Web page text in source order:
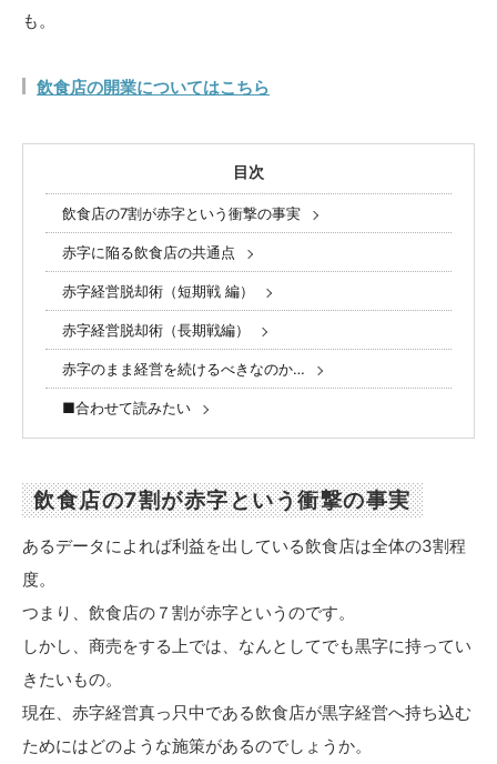
も。
飲食店の開業についてはこちら
目次
飲食店の7割が赤字という衝撃の事実
赤字に陥る飲食店の共通点
赤字経営脱却術（短期戦 編）
赤字経営脱却術（長期戦編）
赤字のまま経営を続けるべきなのか…
■合わせて読みたい
飲食店の7割が赤字という衝撃の事実
あるデータによれば利益を出している飲食店は全体の3割程
度。
つまり、飲食店の７割が赤字というのです。
しかし、商売をする上では、なんとしてでも黒字に持ってい
きたいもの。
現在、赤字経営真っ只中である飲食店が黒字経営へ持ち込む
ためにはどのような施策があるのでしょうか。